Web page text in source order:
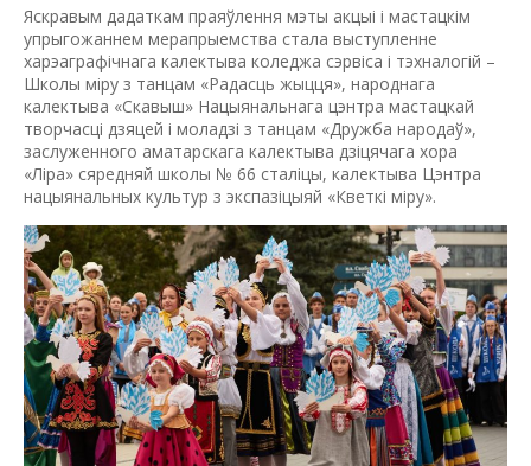
Яскравым дадаткам праяўлення мэты акцыi i мастацкiм
упрыгожаннем мерапрыемства стала выступленне
харэаграфiчнага калектыва коледжа сэрвiса i тэхналогiй –
Школы мiру з танцам «Радасць жыцця», народнага
калектыва «Скавыш» Нацыянальнага цэнтра мастацкай
творчасцi дзяцей i моладзi з танцам «Дружба народаў»,
заслуженного аматарскага калектыва дзiцячага хора
«Лiра» сяредняй школы № 66 сталiцы, калектыва Цэнтра
нацыянальных культур з экспазiцыяй «Кветкi мiру».